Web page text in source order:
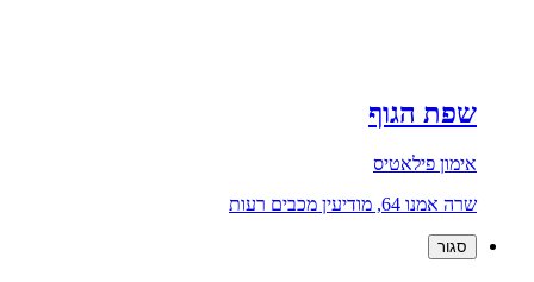
שפת הגוף
אימון פילאטיס
שרה אמנו 64, מודיעין מכבים רעות
סגור